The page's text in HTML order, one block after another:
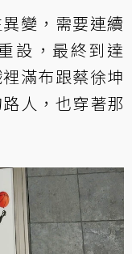
變，需要連續
設，最終到達
滿布跟蔡徐坤
人，也穿著那